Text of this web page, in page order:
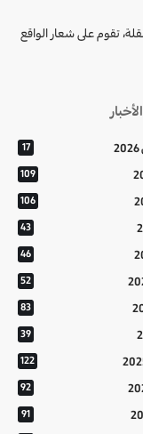
تقوم على شعار الواقع
17
109
106
43
46
52
83
39
122
92
91